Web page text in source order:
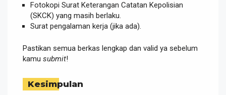
Fotokopi Surat Keterangan Catatan Kepolisian
(SKCK) yang masih berlaku.
Surat pengalaman kerja (jika ada).
Pastikan semua berkas lengkap dan valid ya sebelum
kamu submit!
Kesimpulan